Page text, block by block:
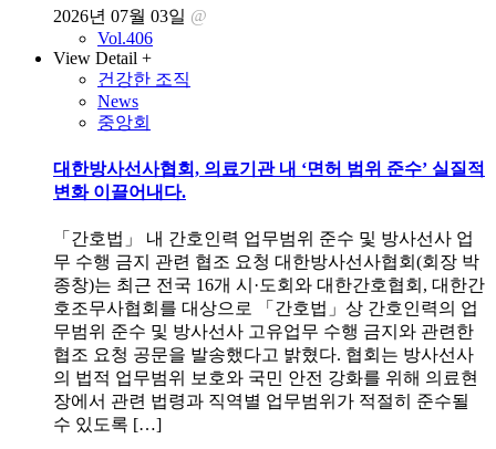
2026년 07월 03일 @
Vol.406
View Detail +
건강한 조직
News
중앙회
대한방사선사협회, 의료기관 내 ‘면허 범위 준수’ 실질적
변화 이끌어내다.
「간호법」 내 간호인력 업무범위 준수 및 방사선사 업
무 수행 금지 관련 협조 요청 대한방사선사협회(회장 박
종창)는 최근 전국 16개 시·도회와 대한간호협회, 대한간
호조무사협회를 대상으로 「간호법」상 간호인력의 업
무범위 준수 및 방사선사 고유업무 수행 금지와 관련한
협조 요청 공문을 발송했다고 밝혔다. 협회는 방사선사
의 법적 업무범위 보호와 국민 안전 강화를 위해 의료현
장에서 관련 법령과 직역별 업무범위가 적절히 준수될
수 있도록 […]